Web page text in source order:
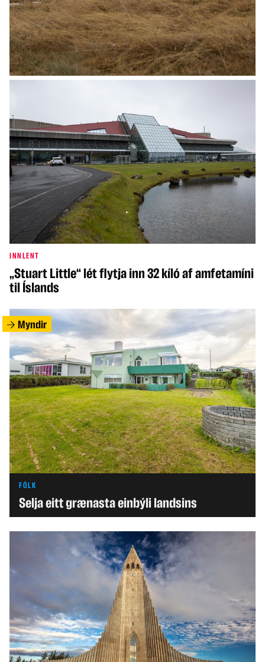
MINNING
Ófeigur Sigurpáll Hólmar Jóhannesson er
látinn
INNLENT
„Stuart Little“ lét flytja inn 32 kíló af amfetamíni
til Íslands
Myndir
FÓLK
Selja eitt grænasta einbýli landsins